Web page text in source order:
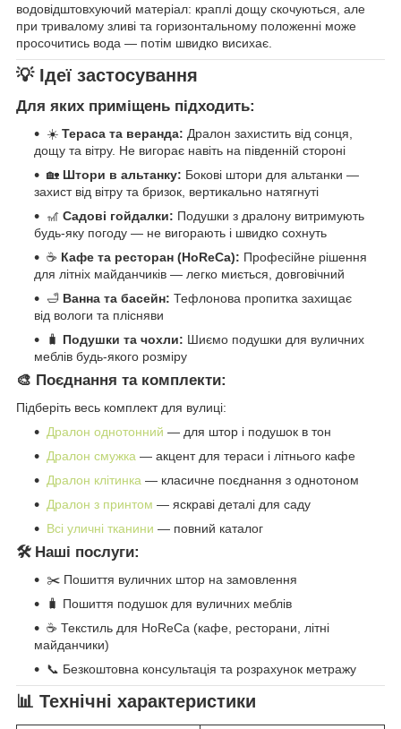
водовідштовхуючий матеріал: краплі дощу скочуються, але
при тривалому зливі та горизонтальному положенні може
просочитись вода — потім швидко висихає.
💡 Ідеї застосування
Для яких приміщень підходить:
☀️ Тераса та веранда: Дралон захистить від сонця,
дощу та вітру. Не вигорає навіть на південній стороні
🏡 Штори в альтанку: Бокові штори для альтанки —
захист від вітру та бризок, вертикально натягнуті
🎢 Садові гойдалки: Подушки з дралону витримують
будь-яку погоду — не вигорають і швидко сохнуть
☕ Кафе та ресторан (HoReCa): Професійне рішення
для літніх майданчиків — легко миється, довговічний
🛁 Ванна та басейн: Тефлонова пропитка захищає
від вологи та плісняви
🧳 Подушки та чохли: Шиємо подушки для вуличних
меблів будь-якого розміру
🎨 Поєднання та комплекти:
Підберіть весь комплект для вулиці:
Дралон однотонний — для штор і подушок в тон
Дралон смужка — акцент для тераси і літнього кафе
Дралон клітинка — класичне поєднання з однотоном
Дралон з принтом — яскраві деталі для саду
Всі уличні тканини — повний каталог
🛠️ Наші послуги:
✂️ Пошиття вуличних штор на замовлення
🧳 Пошиття подушок для вуличних меблів
☕ Текстиль для HoReCa (кафе, ресторани, літні
майданчики)
📞 Безкоштовна консультація та розрахунок метражу
📊 Технічні характеристики